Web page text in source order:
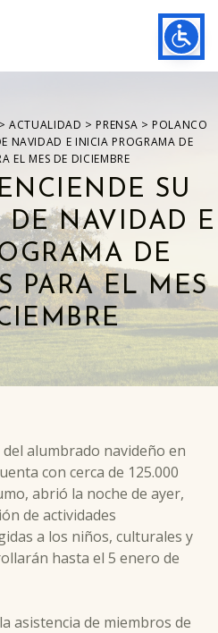
polanco
>ACTUALIDAD > PRENSA > POLANCO
NAVIDAD E INICIA PROGRAMA DE
EL MES DE DICIEMBRE
SU
DE NAVIDAD E
DE
PARA EL MES
alumbrado navideño en
con cerca de 125.000
abrió la noche de ayer,
de actividades
a los niños, culturales y
hasta el 5 enero de
asistencia de miembros de